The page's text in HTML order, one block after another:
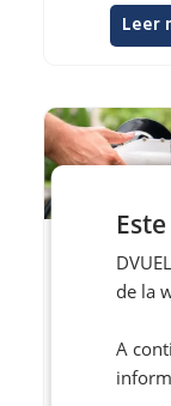
Leer
La
para
eléctrico
multa de
Leer
de la
A